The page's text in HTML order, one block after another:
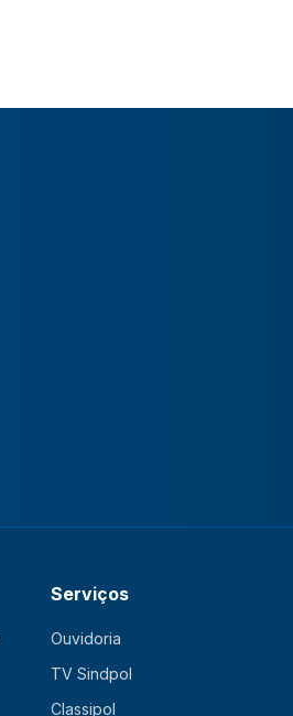
Serviços
Ouvidoria
TV Sindpol
Classipol